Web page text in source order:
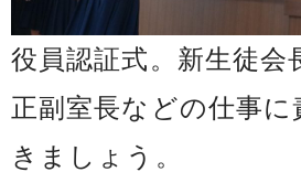
役員認証式。新生徒
正副室長などの仕事
きましょう。